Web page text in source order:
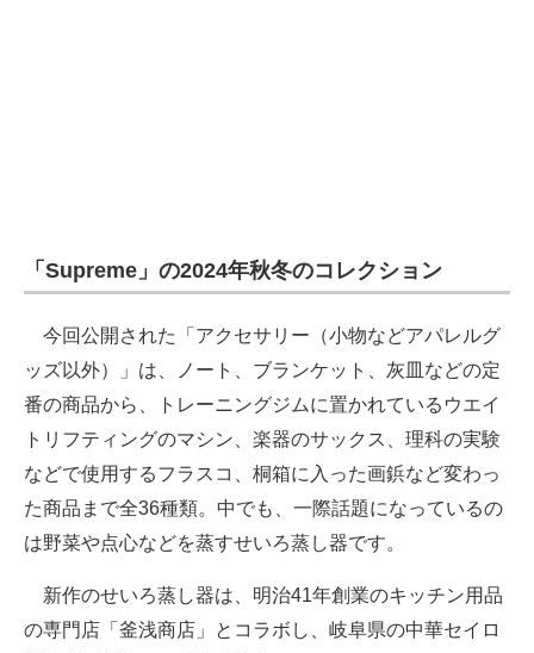
ちょっと気になるネットの話題
「Supreme」の2024年秋冬のコレクション
今回公開された「アクセサリー（小物などアパレルグ
ッズ以外）」は、ノート、ブランケット、灰皿などの定
番の商品から、トレーニングジムに置かれているウエイ
トリフティングのマシン、楽器のサックス、理科の実験
などで使用するフラスコ、桐箱に入った画鋲など変わっ
た商品まで全36種類。中でも、一際話題になっているの
は野菜や点心などを蒸すせいろ蒸し器です。
新作のせいろ蒸し器は、明治41年創業のキッチン用品
の専門店「釜浅商店」とコラボし、岐阜県の中華セイロ